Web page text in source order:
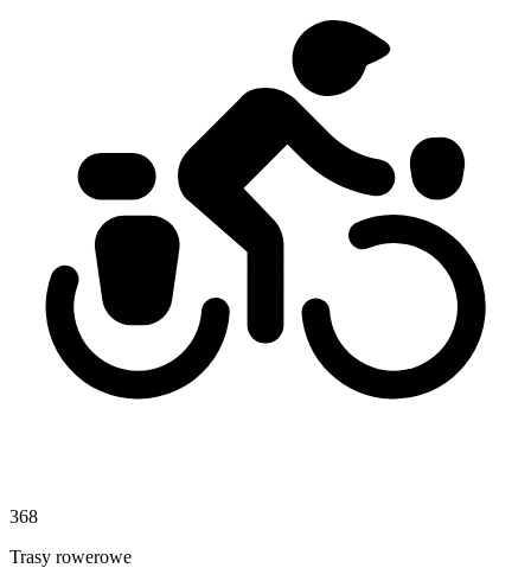
368
Trasy rowerowe